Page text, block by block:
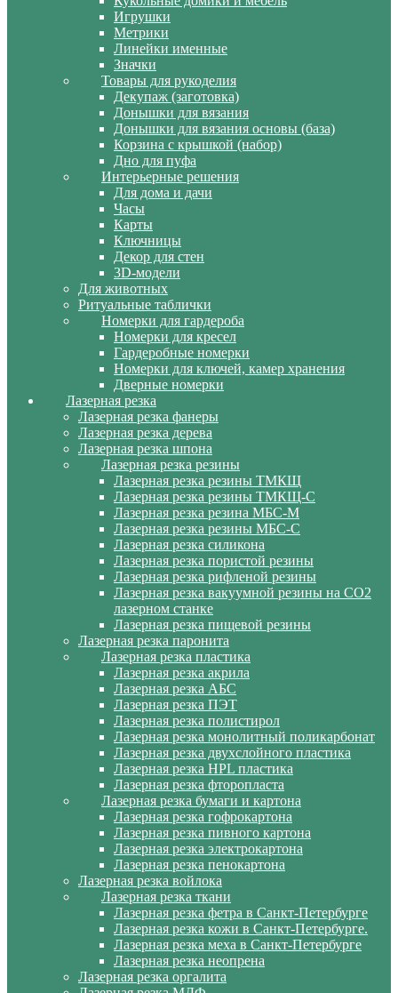
Игрушки
Метрики
Линейки именные
Значки
Товары для рукоделия
Декупаж (заготовка)
Донышки для вязания
Донышки для вязания основы (база)
Корзина с крышкой (набор)
Дно для пуфа
Интерьерные решения
Для дома и дачи
Часы
Карты
Ключницы
Декор для стен
3D-модели
Для животных
Ритуальные таблички
Номерки для гардероба
Номерки для кресел
Гардеробные номерки
Номерки для ключей, камер хранения
Дверные номерки
Лазерная резка
Лазерная резка фанеры
Лазерная резка дерева
Лазерная резка шпона
Лазерная резка резины
Лазерная резка резины ТМКЩ
Лазерная резка резины ТМКЩ-С
Лазерная резка резина МБС-М
Лазерная резка резины МБС-С
Лазерная резка силикона
Лазерная резка пористой резины
Лазерная резка рифленой резины
Лазерная резка вакуумной резины на CO2
лазерном станке
Лазерная резка пищевой резины
Лазерная резка паронита
Лазерная резка пластика
Лазерная резка акрила
Лазерная резка АБС
Лазерная резка ПЭТ
Лазерная резка полистирол
Лазерная резка монолитный поликарбонат
Лазерная резка двухслойного пластика
Лазерная резка HPL пластика
Лазерная резка фторопласта
Лазерная резка бумаги и картона
Лазерная резка гофрокартона
Лазерная резка пивного картона
Лазерная резка электрокартона
Лазерная резка пенокартона
Лазерная резка войлока
Лазерная резка ткани
Лазерная резка фетра в Санкт-Петербурге
Лазерная резка кожи в Санкт-Петербурге.
Лазерная резка меха в Санкт-Петербурге
Лазерная резка неопрена
Лазерная резка оргалита